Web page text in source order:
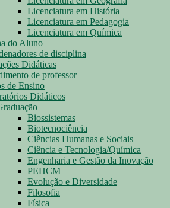
Licenciatura em História
Licenciatura em Pedagogia
Licenciatura em Química
do Aluno
de disciplina
Didáticas
de professor
de Ensino
Didáticos
Biossistemas
Biotecnociência
Ciências Humanas e Sociais
Ciência e Tecnologia/Química
Engenharia e Gestão da Inovação
PEHCM
Evolução e Diversidade
Filosofia
Física